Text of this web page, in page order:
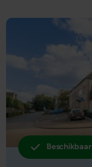
Beschikbaar